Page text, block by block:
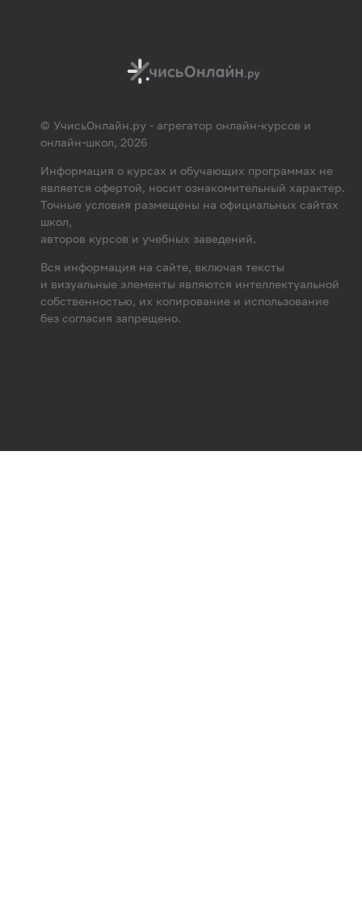
© УчисьОнлайн.ру - агрегатор онлайн-курсов и
онлайн-школ, 2026
Информация о курсах и обучающих программах не
является офертой, носит ознакомительный характер.
Точные условия размещены на официальных сайтах
школ,
авторов курсов и учебных заведений.
Вся информация на сайте, включая тексты
и визуальные элементы являются интеллектуальной
собственностью, их копирование и использование
без согласия запрещено.